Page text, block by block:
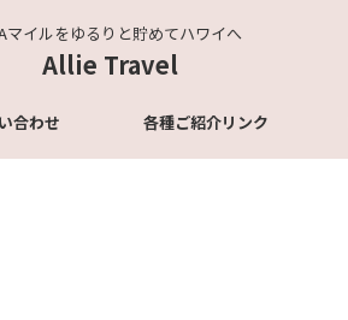
マイルをゆるりと貯めてハワイへ
Allie Travel
合わせ 各種ご紹介リンク